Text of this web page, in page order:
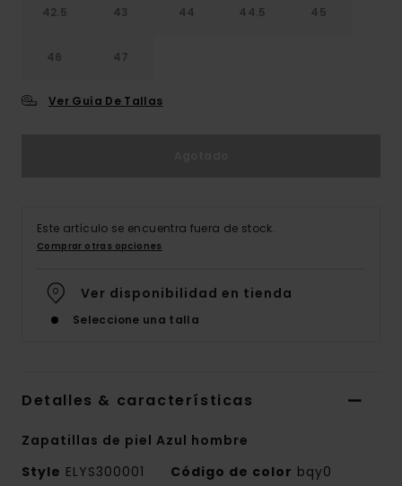
42.5 43 44 44.5 45
46 47
Ver Guía De Tallas
Este artículo se encuentra fuera de stock.
Comprar otras opciones
Ver disponibilidad en tienda
Seleccione una talla
Detalles & características
Zapatillas de piel Azul hombre
Style ELYS300001 Código de color bqy0